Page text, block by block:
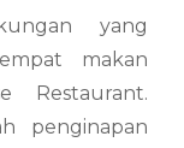
yang
makan
Restaurant.
penginapan